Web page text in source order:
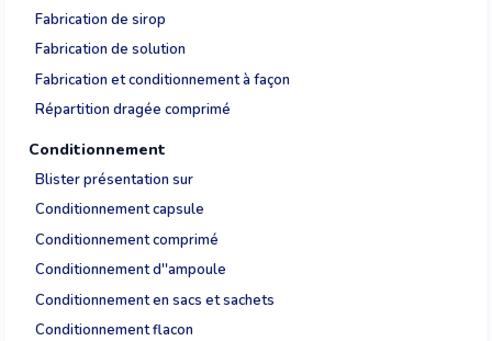
Fabrication de sirop
Fabrication de solution
Fabrication et conditionnement à façon
Répartition dragée comprimé
Conditionnement
Blister présentation sur
Conditionnement capsule
Conditionnement comprimé
Conditionnement d''ampoule
Conditionnement en sacs et sachets
Conditionnement flacon